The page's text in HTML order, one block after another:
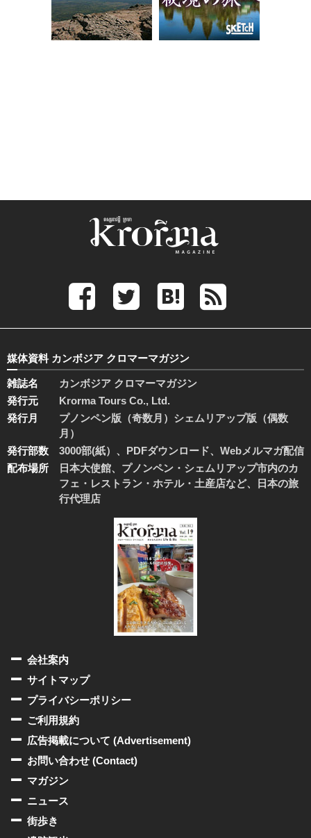
媒体資料 カンボジア クロマーマガジン
雑誌名
カンボジア クロマーマガジン
発行元
Krorma Tours Co., Ltd.
発行月
プノンペン版（奇数月）シェムリアップ版（偶数
月）
発行部数
3000部(紙）、PDFダウンロード、Webメルマガ配信
配布場所
日本大使館、プノンペン・シェムリアップ市内のカ
フェ・レストラン・ホテル・土産店など、日本の旅
行代理店
会社案内
サイトマップ
プライバシーポリシー
ご利用規約
広告掲載について (Advertisement)
お問い合わせ (Contact)
マガジン
ニュース
街歩き